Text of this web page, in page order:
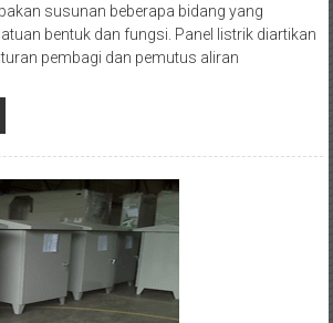
susunan beberapa bidang yang
bentuk dan fungsi. Panel listrik diartikan
pembagi dan pemutus aliran